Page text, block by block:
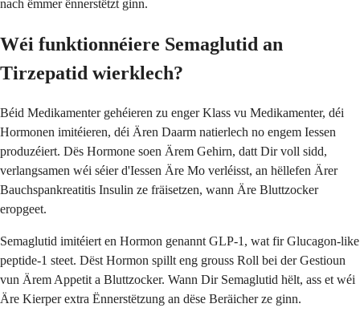
nach ëmmer ënnerstëtzt ginn.
Wéi funktionnéiere Semaglutid an
Tirzepatid wierklech?
Béid Medikamenter gehéieren zu enger Klass vu Medikamenter, déi
Hormonen imitéieren, déi Ären Daarm natierlech no engem Iessen
produzéiert. Dës Hormone soen Ärem Gehirn, datt Dir voll sidd,
verlangsamen wéi séier d'Iessen Äre Mo verléisst, an hëllefen Ärer
Bauchspankreatitis Insulin ze fräisetzen, wann Äre Bluttzocker
eropgeet.
Semaglutid imitéiert en Hormon genannt GLP-1, wat fir Glucagon-like
peptide-1 steet. Dëst Hormon spillt eng grouss Roll bei der Gestioun
vun Ärem Appetit a Bluttzocker. Wann Dir Semaglutid hëlt, ass et wéi
Äre Kierper extra Ënnerstëtzung an dëse Beräicher ze ginn.